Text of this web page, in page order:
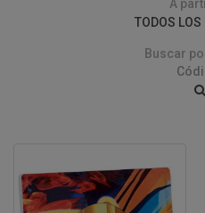
A
TODOS LOS
Buscar